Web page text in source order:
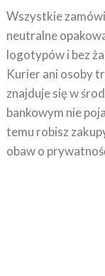
Wszystkie
neutralne
logotypów i bez
Kurier ani osoby
znajduje się w
bankowym nie
temu robisz
obaw o